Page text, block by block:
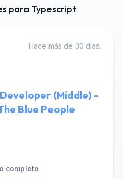
para Typescript
Hace más de 30 días.
(Middle) -
Blue People
completo